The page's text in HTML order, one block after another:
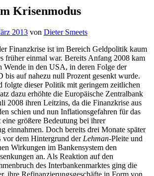
Krisenmodus
2013 von Dieter Smeets
Finanzkrise ist im Bereich Geldpolitik kaum
früher einmal war. Bereits Anfang 2008 kam
Wende in den USA, in deren Folge der
bis auf nahezu null Prozent gesenkt wurde.
folgte dieser Politik mit geringem zeitlichen
dazu erhöhte die Europäische Zentralbank
2008 ihren Leitzins, da die Finanzkrise aus
schien und nun Inflationsgefahren für das
größere Bedeutung bei ihrer
einnahmen. Doch bereits drei Monate später
vor dem Hintergrund der Lehman-Pleite und
Wirkungen im Bankensystem den
an. Als Reaktion auf den
des Interbankenmarktes ging die